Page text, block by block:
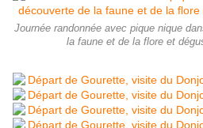
Journée randonnée avec pique nique
la faune et de la flore et